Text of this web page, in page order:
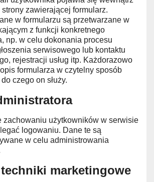
zawierającej formularz.
w formularzu są przetwarzane w
z funkcji konkretnego
np. w celu dokonania procesu
serwisowego lub kontaktu
rejestracji usług itp. Każdorazowo
formularza w czytelny sposób
czego on służy.
zachowaniu użytkowników w serwisie
logowaniu. Dane te są
w celu administrowania
marketingowe